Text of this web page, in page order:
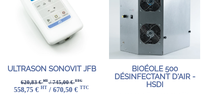
ULTRASON SONOVIT JFB
620,83 €HT/ 745,00 €TTC
558,75 € HT / 670,50 € TTC
BIOÉOLE 500
DÉSINFECTANT D'AIR -
HSDI